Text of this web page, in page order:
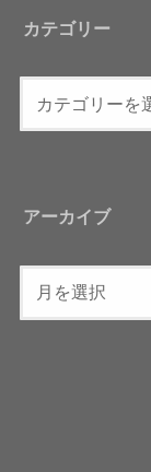
カテゴリー
アーカイブ